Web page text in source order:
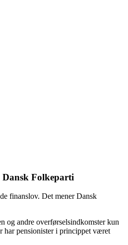
Dansk Folkeparti
finanslov. Det mener Dansk
og andre overførselsindkomster kun
har pensionister i princippet været